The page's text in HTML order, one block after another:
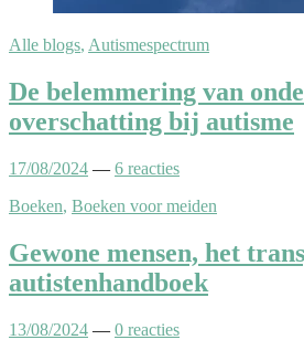
Alle blogs, Autismespectrum
De belemmering van
overschatting bij autisme
17/08/2024 — 6 reacties
Boeken, Boeken voor meiden
Gewone mensen, het
autistenhandboek
13/08/2024 — 0 reacties